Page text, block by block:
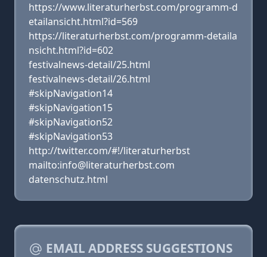
https://www.literaturherbst.com/programm-d
etailansicht.html?id=569
https://literaturherbst.com/programm-detaila
nsicht.html?id=602
festivalnews-detail/25.html
festivalnews-detail/26.html
#skipNavigation14
#skipNavigation15
#skipNavigation52
#skipNavigation53
http://twitter.com/#!/literaturherbst
mailto:info@literaturherbst.com
datenschutz.html
EMAIL ADDRESS SUGGESTIONS